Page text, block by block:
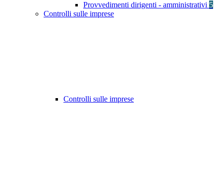
Provvedimenti dirigenti - amministrativi 5
Controlli sulle imprese
Controlli sulle imprese